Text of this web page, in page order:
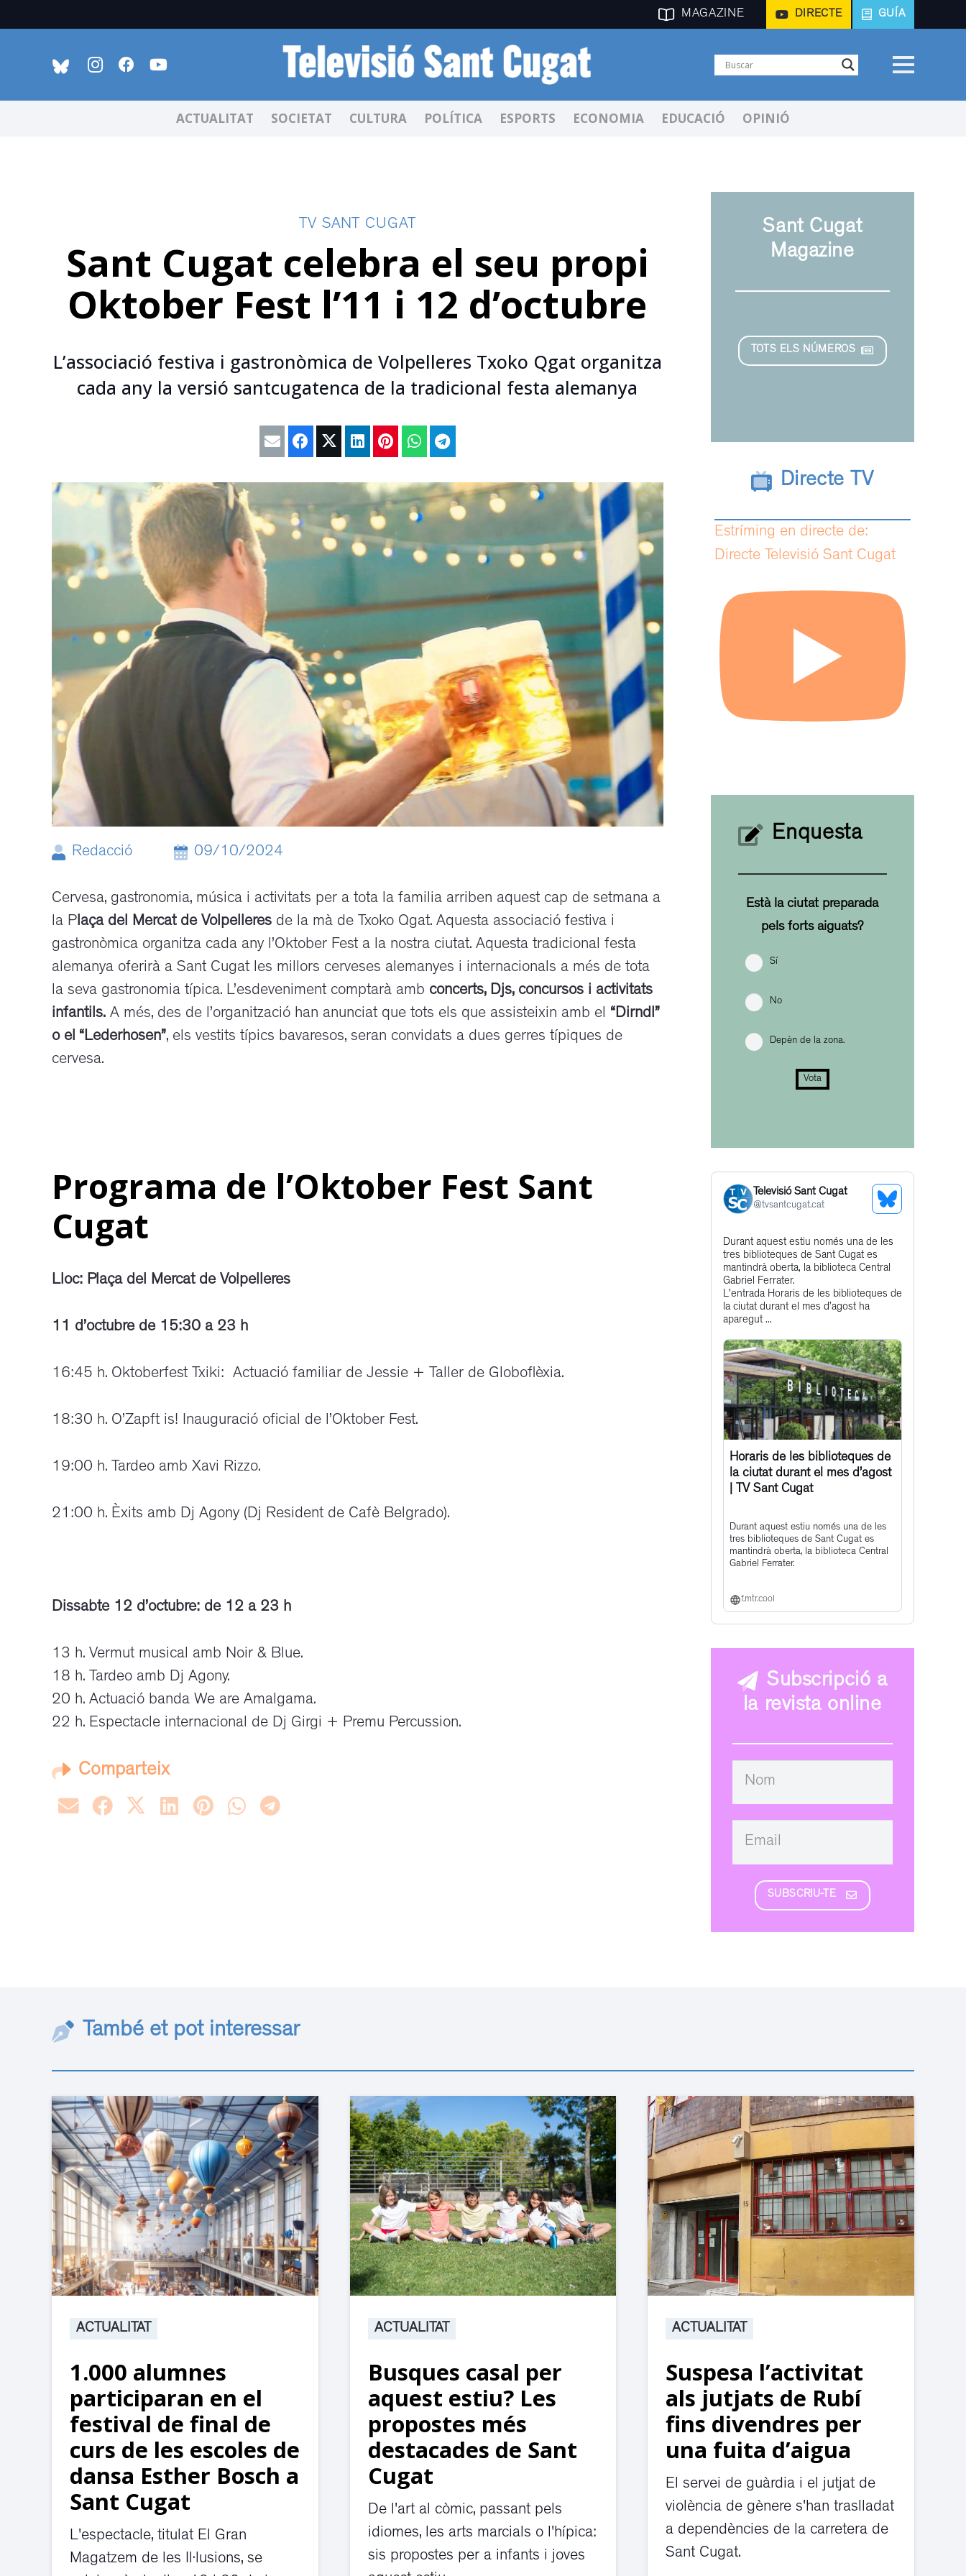
MAGAZINE DIRECTE GUÍA
ACTUALITAT SOCIETAT CULTURA POLÍTICA ESPORTS ECONOMIA EDUCACIÓ OPINIÓ
TV SANT CUGAT
Sant Cugat celebra el seu propi
Oktober Fest l’11 i 12 d’octubre
L’associació festiva i gastronòmica de Volpelleres Txoko Qgat organitza
cada any la versió santcugatenca de la tradicional festa alemanya
Redacció 09/10/2024
Cervesa, gastronomia, música i activitats per a tota la familia arriben aquest cap de setmana a
la Plaça del Mercat de Volpelleres de la mà de Txoko Qgat. Aquesta associació festiva i
gastronòmica organitza cada any l’Oktober Fest a la nostra ciutat. Aquesta tradicional festa
alemanya oferirà a Sant Cugat les millors cerveses alemanyes i internacionals a més de tota
la seva gastronomia típica. L’esdeveniment comptarà amb concerts, Djs, concursos i activitats
infantils. A més, des de l’organització han anunciat que tots els que assisteixin amb el “Dirndl”
o el “Lederhosen”, els vestits típics bavaresos, seran convidats a dues gerres típiques de
cervesa.
Programa de l’Oktober Fest Sant
Cugat
Lloc: Plaça del Mercat de Volpelleres
11 d’octubre de 15:30 a 23 h
16:45 h. Oktoberfest Txiki: Actuació familiar de Jessie + Taller de Globoflèxia.
18:30 h. O’Zapft is! Inauguració oficial de l’Oktober Fest.
19:00 h. Tardeo amb Xavi Rizzo.
21:00 h. Èxits amb Dj Agony (Dj Resident de Cafè Belgrado).
Dissabte 12 d’octubre: de 12 a 23 h
13 h. Vermut musical amb Noir & Blue.
18 h. Tardeo amb Dj Agony.
20 h. Actuació banda We are Amalgama.
22 h. Espectacle internacional de Dj Girgi + Premu Percussion.
Comparteix
Sant Cugat
Magazine
TOTS ELS NÚMEROS
Directe TV
Estríming en directe de:
Directe Televisió Sant Cugat
Enquesta
Està la ciutat preparada
pels forts aiguats?
Sí
No
Depèn de la zona.
Vota
Televisió Sant Cugat
@tvsantcugat.cat
See
Profile
Get
to
this
post
Durant aquest estiu només una de les
tres biblioteques de Sant Cugat es
mantindrà oberta, la biblioteca Central
Gabriel Ferrater.
L'entrada Horaris de les biblioteques de
la ciutat durant el mes d’agost ha
aparegut ...
Horaris de les biblioteques de
la ciutat durant el mes d’agost
| TV Sant Cugat
Durant aquest estiu només una de les
tres biblioteques de Sant Cugat es
mantindrà oberta, la biblioteca Central
Gabriel Ferrater.
f.mtr.cool
Subscripció a
la revista online
SUBSCRIU-TE
També et pot interessar
ACTUALITAT
1.000 alumnes
participaran en el
festival de final de
curs de les escoles de
dansa Esther Bosch a
Sant Cugat
L'espectacle, titulat El Gran
Magatzem de les Il·lusions, se
ACTUALITAT
Busques casal per
aquest estiu? Les
propostes més
destacades de Sant
Cugat
De l'art al còmic, passant pels
idiomes, les arts marcials o l'hípica:
sis propostes per a infants i joves
ACTUALITAT
Suspesa l’activitat
als jutjats de Rubí
fins divendres per
una fuita d’aigua
El servei de guàrdia i el jutjat de
violència de gènere s'han traslladat
a dependències de la carretera de
Sant Cugat.